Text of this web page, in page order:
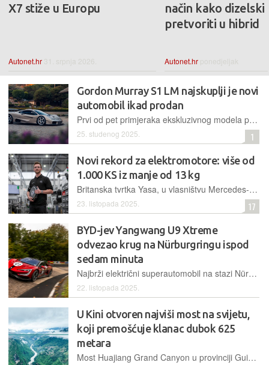
X7 stiže u Europu
Autonet.hr 31. srpnja 2026.
način kako dizelski
pretvoriti u hibrid
Autonet.hr ponedjeljak
Gordon Murray S1 LM najskuplji je novi
automobil ikad prodan
Prvi od pet primjeraka ekskluzivnog modela prodan je za 20,63 milijuna dolara na gala večeri u Las Vegasu, čime je postavljen novi aukcijski rekord za nove automobile
25. studenog 2025. 1
Novi rekord za elektromotore: više od
1.000 KS iz manje od 13 kg
Britanska tvrtka Yasa, u vlasništvu Mercedes-Benza, testirala je prototip elektromotora mase tek 12,7 kg, koji postiže vršnu snagu od preko tisuću "konja", postavljajući novi standard u automobilskoj industriji
23. listopada 2025. 17
BYD-jev Yangwang U9 Xtreme
odvezao krug na Nürburgringu ispod
sedam minuta
Najbrži električni superautomobil na stazi Nürburgring Nordschleife odnedavno više nije Rimac Nevera, već novi kralj brzine porijeklom iz Kine, superautomobil Yangwang U9, koji već drži i brzinski rekord
22. listopada 2025.
U Kini otvoren najviši most na svijetu,
koji premošćuje klanac dubok 625
metara
Most Huajiang Grand Canyon u provinciji Guizhou skratio je putovanje preko klanca s dva sata na samo dvije minute, postavši pritom i simbolom infrastrukturnog napretka te inženjerske inovativnosti Kine